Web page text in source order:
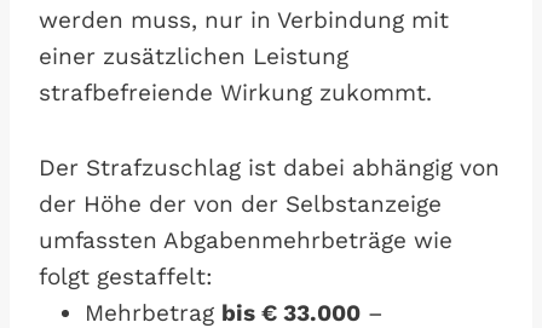
werden muss, nur in Verbindung mit
einer zusätzlichen Leistung
strafbefreiende Wirkung zukommt.
Der Strafzuschlag ist dabei abhängig von
der Höhe der von der Selbstanzeige
umfassten Abgabenmehrbeträge wie
folgt gestaffelt:
Mehrbetrag bis € 33.000 –